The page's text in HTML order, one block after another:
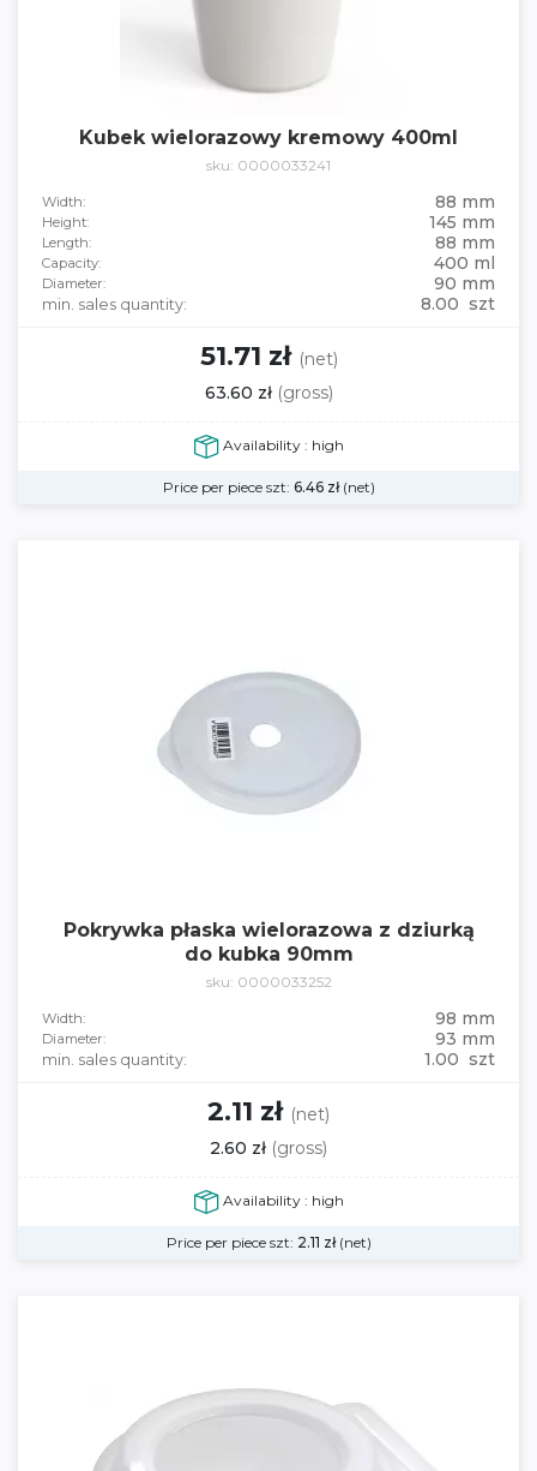
Kubek wielorazowy kremowy 400ml
sku: 0000033241
Width: 88 mm
Height: 145 mm
Length: 88 mm
Capacity: 400 ml
Diameter: 90 mm
min. sales quantity: 8.00 szt
51.71 zł (net)
63.60 zł (gross)
Availability : high
Price per piece szt: 6.46 zł(net)
Pokrywka płaska wielorazowa z dziurką
do kubka 90mm
sku: 0000033252
Width: 98 mm
Diameter: 93 mm
min. sales quantity: 1.00 szt
2.11 zł (net)
2.60 zł (gross)
Availability : high
Price per piece szt: 2.11 zł(net)